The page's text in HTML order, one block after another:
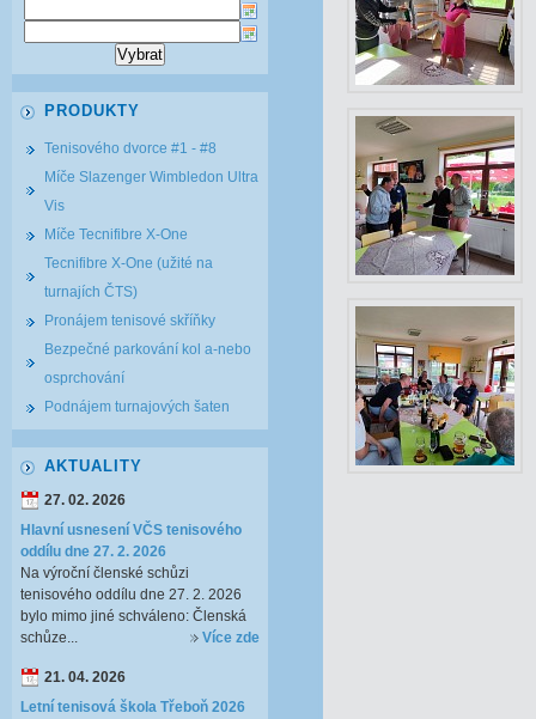
PRODUKTY
Tenisového dvorce #1 - #8
Míče Slazenger Wimbledon Ultra
Vis
Míče Tecnifibre X-One
Tecnifibre X-One (užité na
turnajích ČTS)
Pronájem tenisové skříňky
Bezpečné parkování kol a-nebo
osprchování
Podnájem turnajových šaten
AKTUALITY
27. 02. 2026
Hlavní usnesení VČS tenisového
oddílu dne 27. 2. 2026
Na výroční členské schůzi
tenisového oddílu dne 27. 2. 2026
bylo mimo jiné schváleno: Členská
schůze...
Více zde
21. 04. 2026
Letní tenisová škola Třeboň 2026